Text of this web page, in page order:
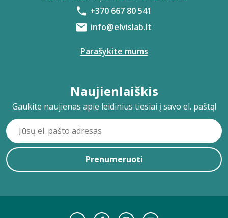
+370 667 80 541
info@elvislab.lt
Parašykite mums
Naujienlaiškis
Gaukite naujienas apie leidinius tiesiai į savo el. paštą!
Prenumeruoti